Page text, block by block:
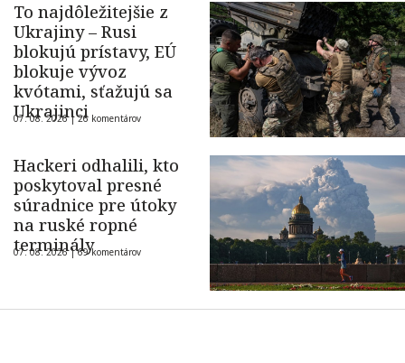
To najdôležitejšie z
Ukrajiny – Rusi
blokujú prístavy, EÚ
blokuje vývoz
kvótami, sťažujú sa
Ukrajinci
07. 08. 2026 |26 komentárov
Hackeri odhalili, kto
poskytoval presné
súradnice pre útoky
na ruské ropné
terminály
07. 08. 2026 |69 komentárov